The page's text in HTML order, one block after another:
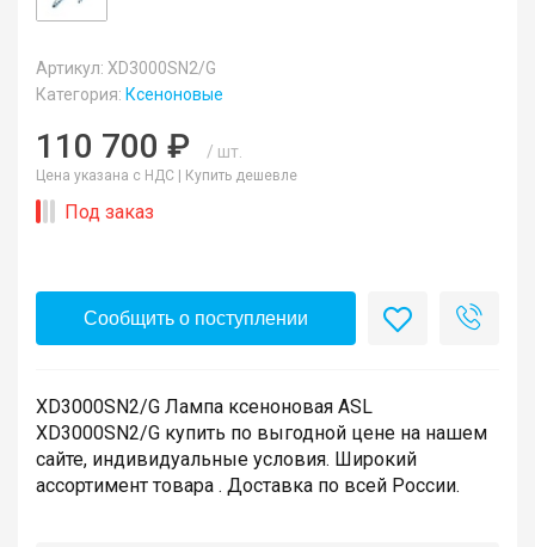
Артикул: XD3000SN2/G
Категория: Ксеноновые
110 700 ₽ / шт.
Цена указана с НДС | Купить дешевле
Под заказ
Сообщить о поступлении
XD3000SN2/G Лампа ксеноновая ASL
XD3000SN2/G купить по выгодной цене на нашем
сайте, индивидуальные условия. Широкий
ассортимент товара . Доставка по всей России.